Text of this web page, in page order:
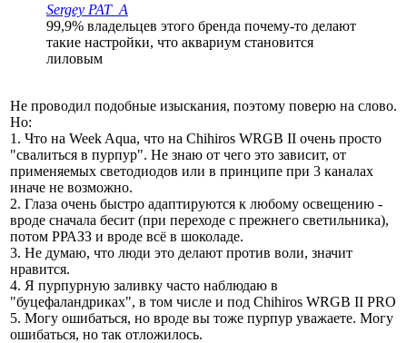
Sergey PAT_A
99,9% владельцев этого бренда почему-то делают
такие настройки, что аквариум становится
лиловым
Не проводил подобные изыскания, поэтому поверю на слово.
Но:
1. Что на Week Aqua, что на Chihiros WRGB II очень просто
"свалиться в пурпур". Не знаю от чего это зависит, от
применяемых светодиодов или в принципе при 3 каналах
иначе не возможно.
2. Глаза очень быстро адаптируются к любому освещению -
вроде сначала бесит (при переходе с прежнего светильника),
потом РРАЗЗ и вроде всё в шоколаде.
3. Не думаю, что люди это делают против воли, значит
нравится.
4. Я пурпурную заливку часто наблюдаю в
"буцефаландриках", в том числе и под Chihiros WRGB II PRO
5. Могу ошибаться, но вроде вы тоже пурпур уважаете. Могу
ошибаться, но так отложилось.